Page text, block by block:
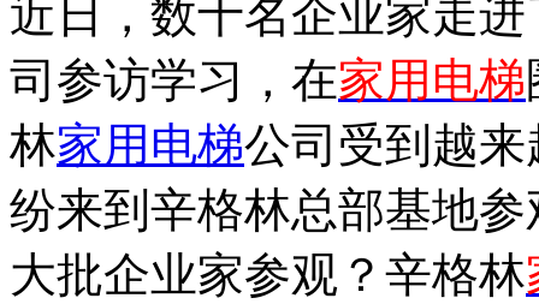
近日，数十名企业家走
司参访学习，在家用电梯
林家用电梯公司受到越
纷来到辛格林总部基地
大批企业家参观？辛格林